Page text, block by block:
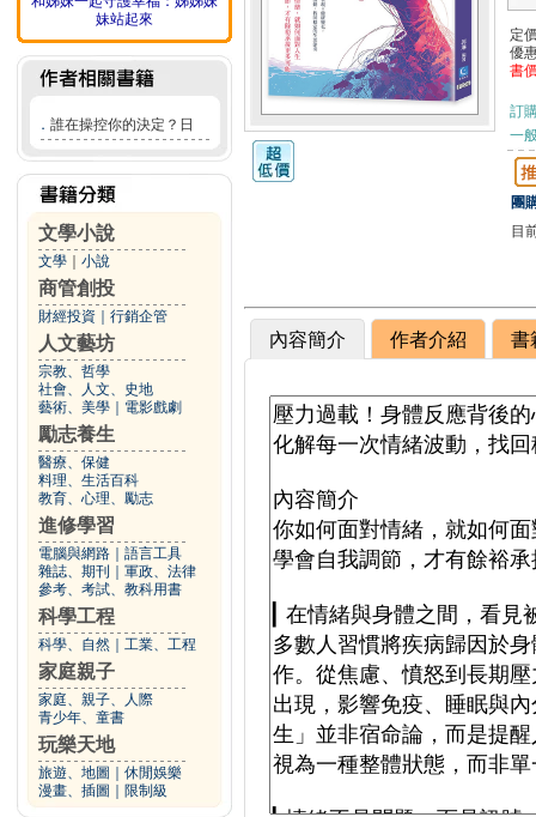
妹站起來
． 誰在操控你的決定？日
文學小說
文學 小說
商管創投
財經投資 行銷企管
人文藝坊
宗教、哲學
社會、人文、史地
藝術、美學
電影戲劇
勵志養生
醫療、保健
料理、生活百科
教育、心理、勵志
進修學習
電腦與網路
語言工具
雜誌、期刊
軍政、法律
參考、考試、教科用書
科學工程
科學、自然 工業、工程
家庭親子
家庭、親子、人際
青少年、童書
玩樂天地
旅遊、地圖
休閒娛樂
漫畫、插圖
限制級
定
優
書
訂
一
團
目
內容簡介 作者介紹 書